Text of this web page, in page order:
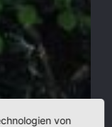
von